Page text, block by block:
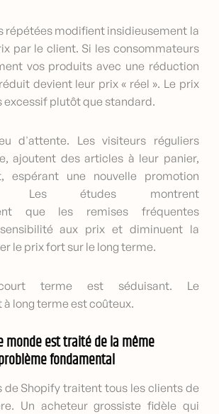
répétées modifient insidieusement la
par le client. Si les consommateurs
vos produits avec une réduction
devient leur prix « réel ». Le prix
excessif plutôt que standard.
d'attente. Les visiteurs réguliers
ajoutent des articles à leur panier,
espérant une nouvelle promotion
Les études montrent
que les remises fréquentes
aux prix et diminuent la
le prix fort sur le long terme.
terme est séduisant. Le
long terme est coûteux.
monde est traité de la même
fondamental
de Shopify traitent tous les clients de
Un acheteur grossiste fidèle qui